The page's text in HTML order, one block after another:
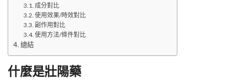
成分對比
使用效果/時效對比
副作用對比
使用方法/條件對比
總結
什麼是壯陽藥